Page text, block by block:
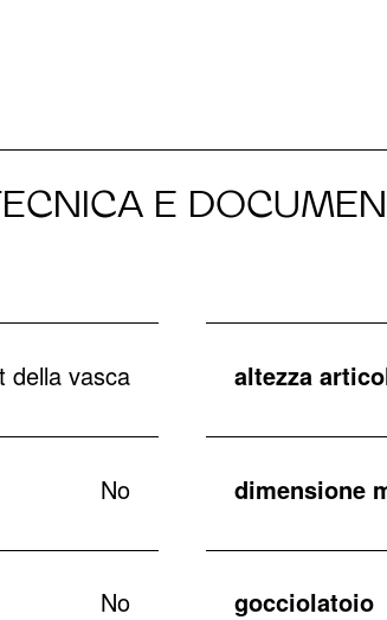
E
della vasca altezza
No dimensione
No gocciolatoio